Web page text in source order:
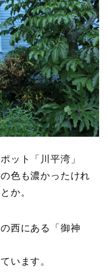
ット「川平湾」
色も濃かったけれ
か。
西にある「御神
います。